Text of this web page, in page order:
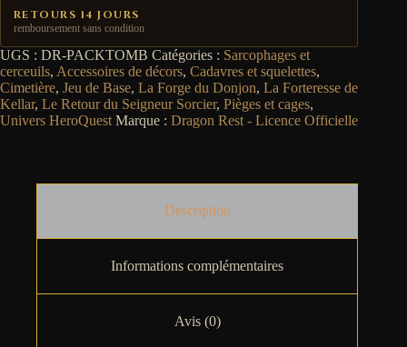
RETOURS 14 JOURS
remboursement sans condition
UGS : DR-PACKTOMB Catégories : Sarcophages et
cerceuils, Accessoires de décors, Cadavres et squelettes,
Cimetière, Jeu de Base, La Forge du Donjon, La Forteresse de
Kellar, Le Retour du Seigneur Sorcier, Pièges et cages,
Univers HeroQuest Marque : Dragon Rest - Licence Officielle
Description
Informations complémentaires
Avis (0)